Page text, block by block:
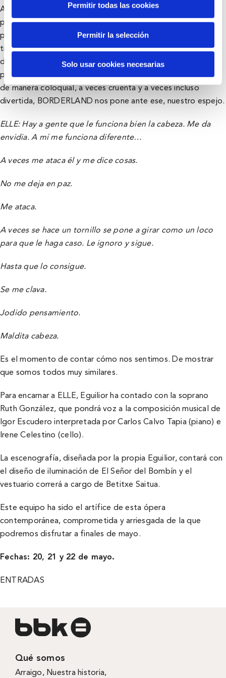
Permitir todas las cookies
Permitir la selección
Solo usar cookies necesarias
Así, Eguilior explica en BORDERLAND el sentir de una
persona hipersensible: ELLE. Un ser tan sensible que lucha
por no sentirse morir ante cualquier conflicto y al mismo
tiempo muestra al espectador que todos tenemos rasgos
de ELLE, pero también de personas con trastorno de la
personalidad, Bipolares, Antisociales, Dependientes… Y así,
de manera coloquial, a veces cruenta y a veces incluso
divertida, BORDERLAND nos pone ante ese, nuestro espejo.
ELLE: Hay a gente que le funciona bien la cabeza. Me da
envidia. A mí me funciona diferente…
A veces me ataca él y me dice cosas.
No me deja en paz.
Me ataca.
A veces se hace un tornillo se pone a girar como un loco
para que le haga caso. Le ignoro y sigue.
Hasta que lo consigue.
Se me clava.
Jodido pensamiento.
Maldita cabeza.
Es el momento de contar cómo nos sentimos. De mostrar
que somos todos muy similares.
Para encarnar a ELLE, Eguilior ha contado con la soprano
Ruth González, que pondrá voz a la composición musical de
Igor Escudero interpretada por Carlos Calvo Tapia (piano) e
Irene Celestino (cello).
La escenografía, diseñada por la propia Eguilior, contará con
el diseño de iluminación de El Señor del Bombín y el
vestuario correrá a cargo de Betitxe Saitua.
Este equipo ha sido el artífice de esta ópera
contemporánea, comprometida y arriesgada de la que
podremos disfrutar a finales de mayo.
Fechas: 20, 21 y 22 de mayo.
ENTRADAS
Qué somos
Arraigo, Nuestra historia,